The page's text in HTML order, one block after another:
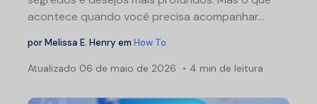
acontece quando você precisa acompanhar...
porMelissa E. Henry em How To
Atualizado 06 de maio de 2026 4 min de leitura